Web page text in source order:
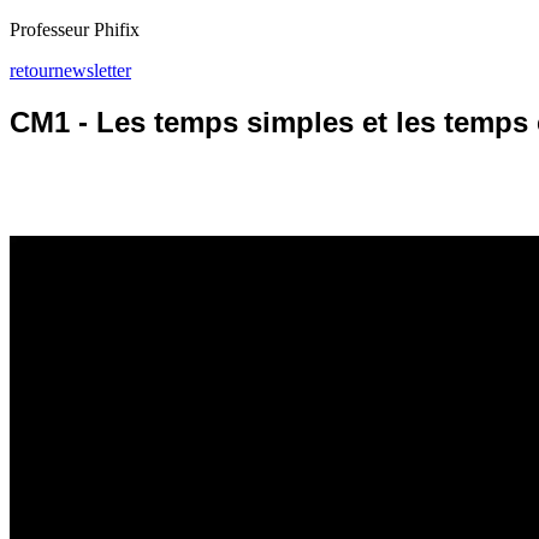
Professeur Phifix
retournewsletter
CM1 - Les temps simples et les